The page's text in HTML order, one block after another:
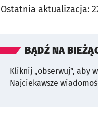
Ostatnia aktualizacja:
BĄDŹ NA
Kliknij „obserwuj”, aby
Najciekawsze